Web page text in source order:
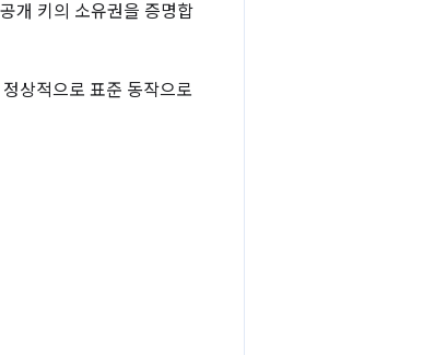
개 키의 소유권을 증명합
상적으로 표준 동작으로